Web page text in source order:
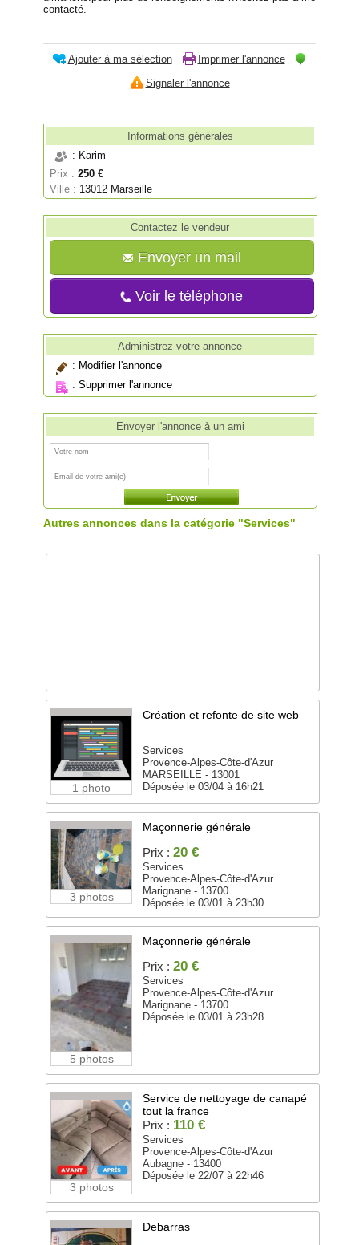
contacté.
Ajouter à ma sélection
Imprimer l'annonce
Signaler l'annonce
Informations générales
: Karim
Prix : 250 €
Ville : 13012 Marseille
Contactez le vendeur
Envoyer un mail
Voir le téléphone
Administrez votre annonce
: Modifier l'annonce
:Supprimer l'annonce
Envoyer l'annonce à un ami
Autres annonces dans la catégorie "Services"
1 photo
Création et refonte de site web
Services
Provence-Alpes-Côte-d'Azur
MARSEILLE - 13001
Déposée le 03/04 à 16h21
3 photos
Maçonnerie générale
Prix : 20 €
Services
Provence-Alpes-Côte-d'Azur
Marignane - 13700
Déposée le 03/01 à 23h30
5 photos
Maçonnerie générale
Prix : 20 €
Services
Provence-Alpes-Côte-d'Azur
Marignane - 13700
Déposée le 03/01 à 23h28
3 photos
Service de nettoyage de canapé
tout la france
Prix : 110 €
Services
Provence-Alpes-Côte-d'Azur
Aubagne - 13400
Déposée le 22/07 à 22h46
Debarras